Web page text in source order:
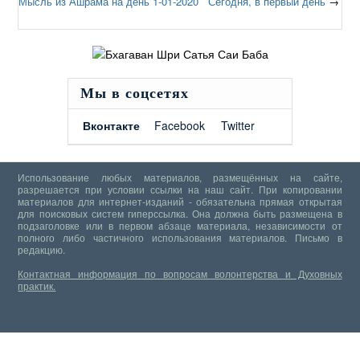
Мы в соцсетях
Вконтакте
Facebook Twitter
Использование любых материалов, размещённых на сайте,
разрешается при условии ссылки на наш сайт. При копировании
материалов для интернет-изданий - обязательна прямая открытая
для поисковых систем гиперссылка. Она должна быть размещена в
подзаголовке или в первом абзаце материала, независимости от
полного либо частичного использования материалов. Письмо в
редакцию.
Контактная информация по вопросам волонтерства и Духовных
практик.